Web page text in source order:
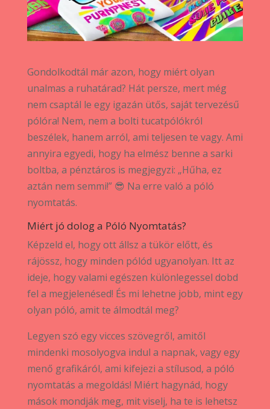
Gondolkodtál már azon, hogy miért olyan
unalmas a ruhatárad? Hát persze, mert még
nem csaptál le egy igazán ütős, saját tervezésű
pólóra! Nem, nem a bolti tucatpólókról
beszélek, hanem arról, ami teljesen te vagy. Ami
annyira egyedi, hogy ha elmész benne a sarki
boltba, a pénztáros is megjegyzi: „Hűha, ez
aztán nem semmi!” 😎 Na erre való a póló
nyomtatás.
Miért jó dolog a Póló Nyomtatás?
Képzeld el, hogy ott állsz a tükör előtt, és
rájössz, hogy minden pólód ugyanolyan. Itt az
ideje, hogy valami egészen különlegessel dobd
fel a megjelenésed! És mi lehetne jobb, mint egy
olyan póló, amit te álmodtál meg?
Legyen szó egy vicces szövegről, amitől
mindenki mosolyogva indul a napnak, vagy egy
menő grafikáról, ami kifejezi a stílusod, a póló
nyomtatás a megoldás! Miért hagynád, hogy
mások mondják meg, mit viselj, ha te is lehetsz